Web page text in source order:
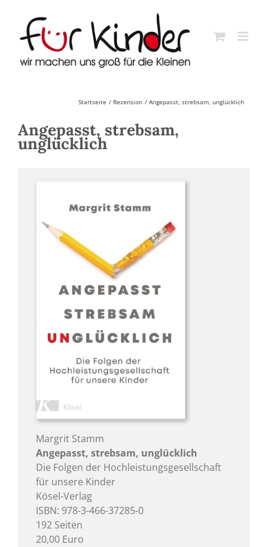
content
Startseite Rezension Angepasst, strebsam, unglücklich
Angepasst, strebsam,
unglücklich
Margrit Stamm
Angepasst, strebsam, unglücklich
Die Folgen der Hochleistungsgesellschaft
für unsere Kinder
Kösel-Verlag
ISBN: 978-3-466-37285-0
192 Seiten
20,00 Euro